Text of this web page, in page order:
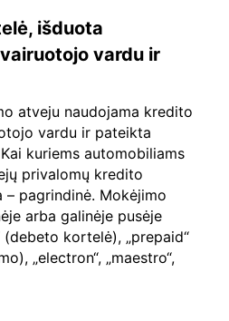
išduota
vardu ir
atveju naudojama kredito
vardu ir pateikta
kuriems automobiliams
privalomų kredito
pagrindinė. Mokėjimo
arba galinėje pusėje
kortelė), „prepaid“
„electron“, „maestro“,